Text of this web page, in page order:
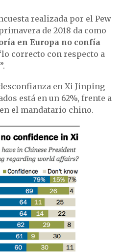
realizada por el Pew
de 2018 da como
en Europa no confía
correcto con respecto a
en Xi Jinping
está en un 62%, frente a
el mandatario chino.